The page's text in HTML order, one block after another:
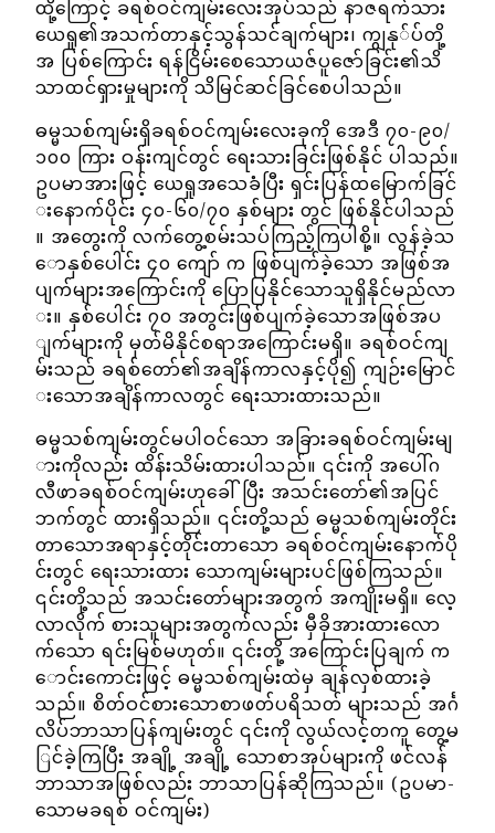
ထို့ကြောင့် ခရစ်ဝင်ကျမ်းလေးအုပ်သည် နာဇရက်သား
ယေရှု၏အသက်တာနှင့်သွန်သင်ချက်များ၊ ကျွနု်ပ်တို့
အ ပြစ်ကြောင်း ရန်ငြိမ်းစေသောယဇ်ပူဇော်ခြင်း၏သိ
သာထင်ရှားမှုများကို သိမြင်ဆင်ခြင်စေပါသည်။
ဓမ္မသစ်ကျမ်းရှိခရစ်ဝင်ကျမ်းလေးခုကို အေဒီ ၇၀-၉၀/
၁၀၀ ကြား ဝန်းကျင်တွင် ရေးသားခြင်းဖြစ်နိုင် ပါသည်။
ဥပမာအားဖြင့် ယေရှုအသေခံပြီး ရှင်းပြန်ထမြောက်ခြင်
းနောက်ပိုင်း ၄၀-၆၀/၇၀ နှစ်များ တွင် ဖြစ်နိုင်ပါသည်
။ အတွေးကို လက်တွေ့စမ်းသပ်ကြည့်ကြပါစို့။ လွန်ခဲ့သ
ောနှစ်ပေါင်း ၄၀ ကျော် က ဖြစ်ပျက်ခဲ့သော အဖြစ်အ
ပျက်များအကြောင်းကို ပြောပြနိုင်သောသူရှိနိုင်မည်လာ
း။ နှစ်ပေါင်း ၇၀ အတွင်းဖြစ်ပျက်ခဲ့သောအဖြစ်အပ
ျက်များကို မှတ်မိနိုင်စရာအကြောင်းမရှိ။ ခရစ်ဝင်ကျ
မ်းသည် ခရစ်တော်၏အချိန်ကာလနှင့်ပို၍ ကျဉ်းမြောင်
းသောအချိန်ကာလတွင် ရေးသားထားသည်။
ဓမ္မသစ်ကျမ်းတွင်မပါဝင်သော အခြားခရစ်ဝင်ကျမ်းမျ
ားကိုလည်း ထိန်းသိမ်းထားပါသည်။ ၎င်းကို အပေါ်ဂ
လီဖာခရစ်ဝင်ကျမ်းဟုခေါ်ပြီး အသင်းတော်၏အပြင်
ဘက်တွင် ထားရှိသည်။ ၎င်းတို့သည် ဓမ္မသစ်ကျမ်းတိုင်း
တာသောအရာနှင့်တိုင်းတာသော ခရစ်ဝင်ကျမ်းနောက်ပို
င်းတွင် ရေးသားထား သောကျမ်းများပင်ဖြစ်ကြသည်။
၎င်းတို့သည် အသင်းတော်များအတွက် အကျိုးမရှိ။ လေ့
လာလိုက် စားသူများအတွက်လည်း မှီခိုအားထားလော
က်သော ရင်းမြစ်မဟုတ်။ ၎င်းတို့ အကြောင်းပြချက် က
ောင်းကောင်းဖြင့် ဓမ္မသစ်ကျမ်းထဲမှ ချန်လှစ်ထားခဲ့
သည်။ စိတ်ဝင်စားသောစာဖတ်ပရိသတ် များသည် အင်္ဂ
လိပ်ဘာသာပြန်ကျမ်းတွင် ၎င်းကို လွယ်လင့်တကူ တွေ့မ
ြင်ခဲ့ကြပြီး အချို့ အချို့ သောစာအုပ်များကို ဖင်လန်
ဘာသာအဖြစ်လည်း ဘာသာပြန်ဆိုကြသည်။ (ဥပမာ-
သောမခရစ် ဝင်ကျမ်း)